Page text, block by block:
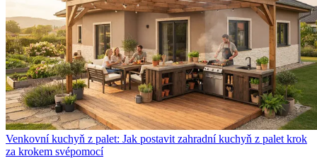
Venkovní kuchyň z palet: Jak postavit zahradní kuchyň z palet krok
za krokem svépomocí